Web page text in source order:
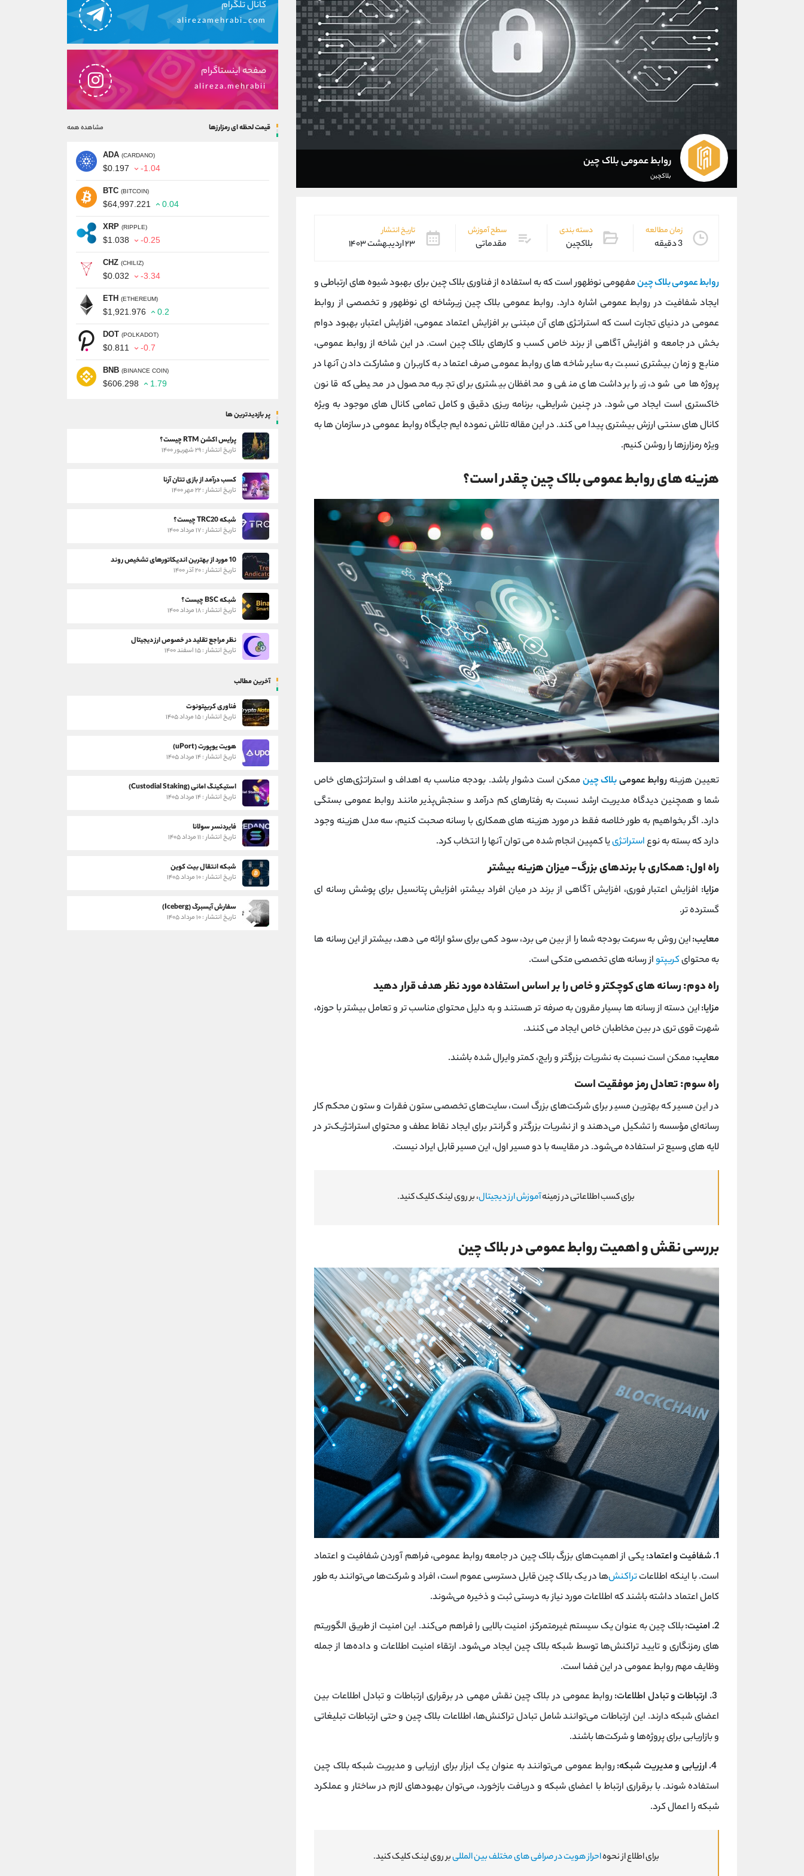
روابط عمومی بلاک چین
بلاکچین
زمان مطالعه
3 دقیقه
دسته بندی
بلاکچین
سطح آموزش
مقدماتی
تاریخ انتشار
۲۳ اردیبهشت ۱۴۰۳
روابط عمومی بلاک چینمفهومی نوظهور است که به استفاده از فناوری بلاک چین برای بهبود شیوه های ارتباطی و
ایجاد شفافیت در روابط عمومی اشاره دارد. روابط عمومی بلاک چین زیرشاخه ای نوظهور و تخصصی از روابط
عمومی در دنیای تجارت است که استراتژی های آن مبتنی بر افزایش اعتماد عمومی، افزایش اعتبار، بهبود دوام
بخش در جامعه و افزایش آگاهی از برند خاص کسب و کارهای بلاک چین است. در این شاخه از روابط عمومی،
منابع و زمان بیشتری نسبت به سایر شاخه های روابط عمومی صرف اعتماد به کاربران و مشارکت دادن آنها در
پروژه ها می شود، زیرا برداشت های منفی و محافظان بیشتری برای تجربه محصول در محیطی که قانون
خاکستری است ایجاد می شود. در چنین شرایطی، برنامه ریزی دقیق و کامل تمامی کانال های موجود به ویژه
کانال های سنتی ارزش بیشتری پیدا می کند. در این مقاله تلاش نموده ایم جایگاه روابط عمومی در سازمان ها به
ویژه رمزارزها را روشن کنیم.
هزینه های روابط عمومی بلاک چین چقدر است؟
تعیین هزینهروابط عمومیبلاک چینممکن است دشوار باشد. بودجه مناسب به اهداف و استراتژی‌های خاص
شما و همچنین دیدگاه مدیریت ارشد نسبت به رفتارهای کم‌ درآمد و سنجش‌پذیر مانند روابط عمومی بستگی
دارد. اگر بخواهیم به طور خلاصه فقط در مورد هزینه های همکاری با رسانه صحبت کنیم، سه مدل هزینه وجود
دارد که بسته به نوعاستراتژییا کمپین انجام شده می توان آنها را انتخاب کرد.
راه اول: همکاری با برندهای بزرگ- میزان هزینه بیشتر
مزایا: افزایش اعتبار فوری، افزایش آگاهی از برند در میان افراد بیشتر، افزایش پتانسیل برای پوشش رسانه ای
گسترده تر.
معایب:این روش به سرعت بودجه شما را از بین می برد، سود کمی برای سئو ارائه می دهد، بیشتر از این رسانه ها
به محتوایکریپتواز رسانه های تخصصی متکی است.
راه دوم: رسانه های کوچکتر و خاص را بر اساس استفاده مورد نظر هدف قرار دهید
مزایا:این دسته از رسانه ها بسیار مقرون به صرفه تر هستند و به دلیل محتوای مناسب تر و تعامل بیشتر با حوزه،
شهرت قوی تری در بین مخاطبان خاص ایجاد می کنند.
معایب:ممکن است نسبت به نشریات بزرگتر و رایج، کمتر وایرال شده باشند.
راه سوم: تعادل رمز موفقیت است
در این مسیر که بهترین مسیر برای شرکت‌های بزرگ است، سایت‌های تخصصی ستون فقرات و ستون محکم کار
رسانه‌ای مؤسسه را تشکیل می‌دهند و از نشریات بزرگتر و گرانتر برای ایجاد نقاط عطف و محتوای استراتژیک‌تر در
لایه‌ های وسیع تر استفاده می‌شود. در مقایسه با دو مسیر اول، این مسیر قابل ایراد نیست.
برای کسب اطلاعاتی در زمینهآموزش ارز دیجیتال، بر روی لینک کلیک کنید.
بررسی نقش و اهمیت روابط عمومی در بلاک چین
1. شفافیت و اعتماد:
یکی از اهمیت‌های بزرگ بلاک چین در جامعه روابط عمومی، فراهم آوردن شفافیت و اعتماد
است. با اینکه اطلاعاتتراکنش‌ها در یک بلاک چین قابل دسترسی عموم است، افراد و شرکت‌ها می‌توانند به طور
کامل اعتماد داشته باشند که اطلاعات مورد نیاز به درستی ثبت و ذخیره می‌شوند.
2. امنیت:
بلاک چین به عنوان یک سیستم غیرمتمرکز، امنیت بالایی را فراهم می‌کند. این امنیت از طریق الگوریتم‌
های رمزنگاری و تایید تراکنش‌ها توسط شبکه بلاک چین ایجاد می‌شود. ارتقاء امنیت اطلاعات و داده‌ها از جمله
وظایف مهم روابط عمومی در این فضا است.
3. ارتباطات و تبادل اطلاعات:
روابط عمومی در بلاک چین نقش مهمی در برقراری ارتباطات و تبادل اطلاعات بین
اعضای شبکه دارند. این ارتباطات می‌توانند شامل تبادل تراکنش‌ها، اطلاعات بلاک چین و حتی ارتباطات تبلیغاتی
و بازاریابی برای پروژه‌ها و شرکت‌ها باشند.
روابط عمومی می‌توانند به عنوان یک ابزار برای ارزیابی و مدیریت شبکه بلاک چین
استفاده شوند. با برقراری ارتباط با اعضای شبکه و دریافت بازخورد، می‌توان بهبودهای لازم در ساختار و عملکرد
شبکه را اعمال کرد.
برای اطلاع از نحوهاحراز هویت در صرافی های مختلف بین المللیبر روی لینک کلیک کنید.
کانال تلگرام
alirezamehrabi_com
صفحه اینستاگرام
alireza.mehrabii
قیمت لحظه ای رمزارزها مشاهده همه
ADA (CARDANO)
$0.197 -1.04
BTC (BITCOIN)
$64,997.221 0.04
XRP (RIPPLE)
$1.038 -0.25
CHZ (CHILIZ)
$0.032 -3.34
ETH (ETHEREUM)
$1,921.976 0.2
DOT (POLKADOT)
$0.811 -0.7
BNB (BINANCE COIN)
$606.298 1.79
پر بازدیدترین ها
پرایس اکشن RTM چیست؟
تاریخ انتشار : ۲۹ شهریور ۱۴۰۰
کسب درآمد از بازی تتان آرنا
تاریخ انتشار : ۲۲ مهر ۱۴۰۰
شبکه TRC20 چیست؟
تاریخ انتشار : ۱۷ مرداد ۱۴۰۰
10 مورد از بهترین اندیکاتورهای تشخیص روند
تاریخ انتشار : ۲۰ آذر ۱۴۰۰
شبکه BSC چیست؟
تاریخ انتشار : ۱۸ مرداد ۱۴۰۰
نظر مراجع تقلید در خصوص ارز دیجیتال
تاریخ انتشار : ۱۵ اسفند ۱۴۰۰
آخرین مطالب
فناوری کریپتونوت
تاریخ انتشار : ۱۵ مرداد ۱۴۰۵
هویت یوپورت (uPort)
تاریخ انتشار : ۱۴ مرداد ۱۴۰۵
استیکینگ امانی (Custodial Staking)
تاریخ انتشار : ۱۴ مرداد ۱۴۰۵
فایردنسر سولانا
تاریخ انتشار : ۱۱ مرداد ۱۴۰۵
شبکه انتقال بیت کوین
تاریخ انتشار : ۱۰ مرداد ۱۴۰۵
سفارش آیسبرگ (Iceberg)
تاریخ انتشار : ۱۰ مرداد ۱۴۰۵